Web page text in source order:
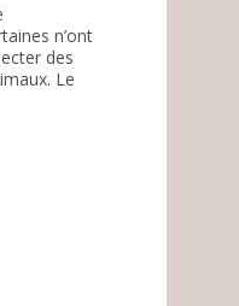
n’ont
des
Le